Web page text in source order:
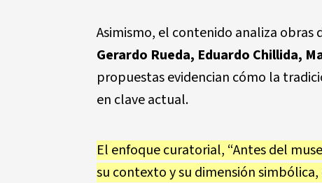
Asimismo, el contenido analiza
Gerardo Rueda, Eduardo Chillida,
propuestas evidencian cómo la
en clave actual.
El enfoque curatorial, “Antes del
su contexto y su dimensión